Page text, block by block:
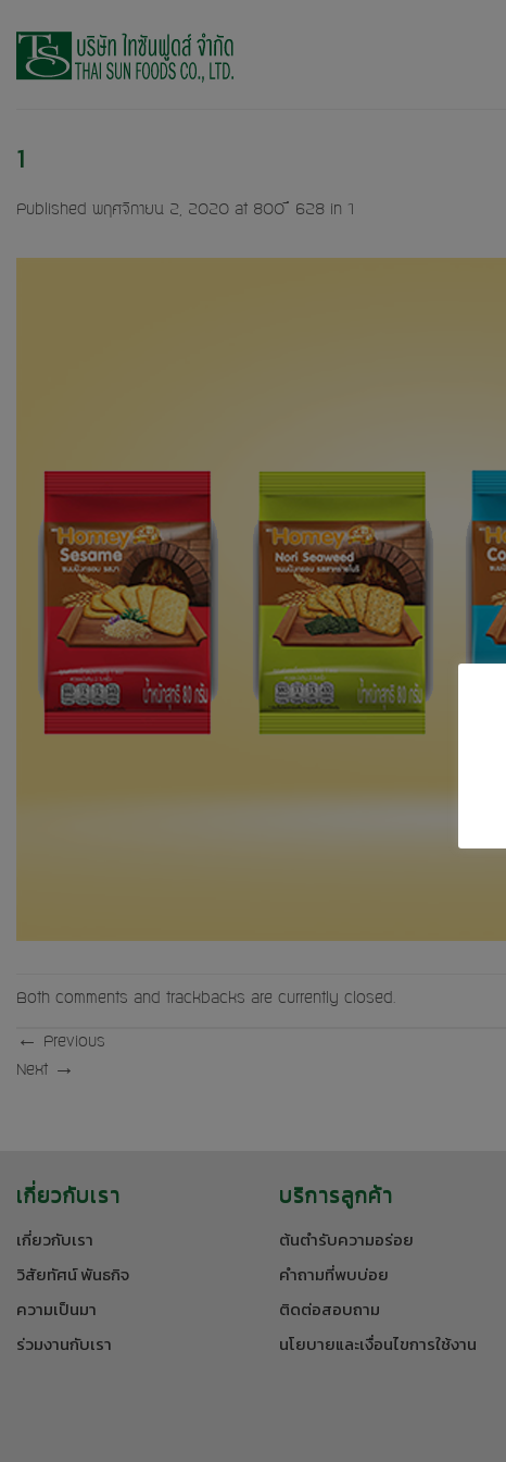
content
1
Published พฤศจิกายน 2, 2020 at 800 × 628 in 1
Both comments and trackbacks are currently closed.
←
Previous
Next →
เกี่ยวกับเรา
เกี่ยวกับเรา
วิสัยทัศน์ พันธกิจ
ความเป็นมา
ร่วมงานกับเรา
บริการลูกค้า
ต้นตำรับความอร่อย
คำถามที่พบบ่อย
ติดต่อสอบถาม
นโยบายและเงื่อนไขการใช้งาน